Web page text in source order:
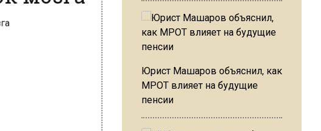
Юрист Машаров объяснил, как
МРОТ влияет на будущие
пенсии